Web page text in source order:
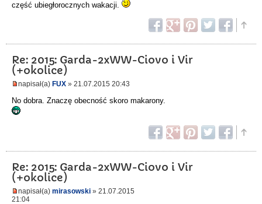
część ubiegłorocznych wakacji.
Re: 2015: Garda-2xWW-Ciovo i Vir
(+okolice)
napisał(a) FUX » 21.07.2015 20:43
No dobra. Znaczę obecność skoro makarony.
Re: 2015: Garda-2xWW-Ciovo i Vir
(+okolice)
napisał(a) mirasowski » 21.07.2015
21:04